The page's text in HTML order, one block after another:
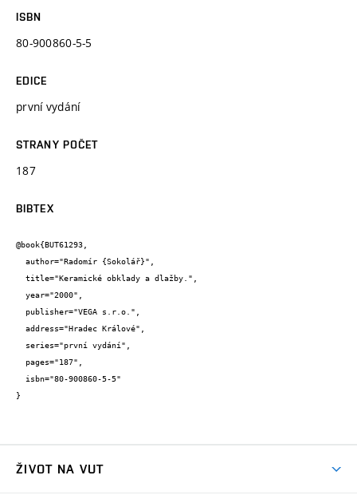
ISBN
80-900860-5-5
EDICE
první vydání
STRANY POČET
187
BIBTEX
@book{BUT61293,
}
ŽIVOT NA VUT